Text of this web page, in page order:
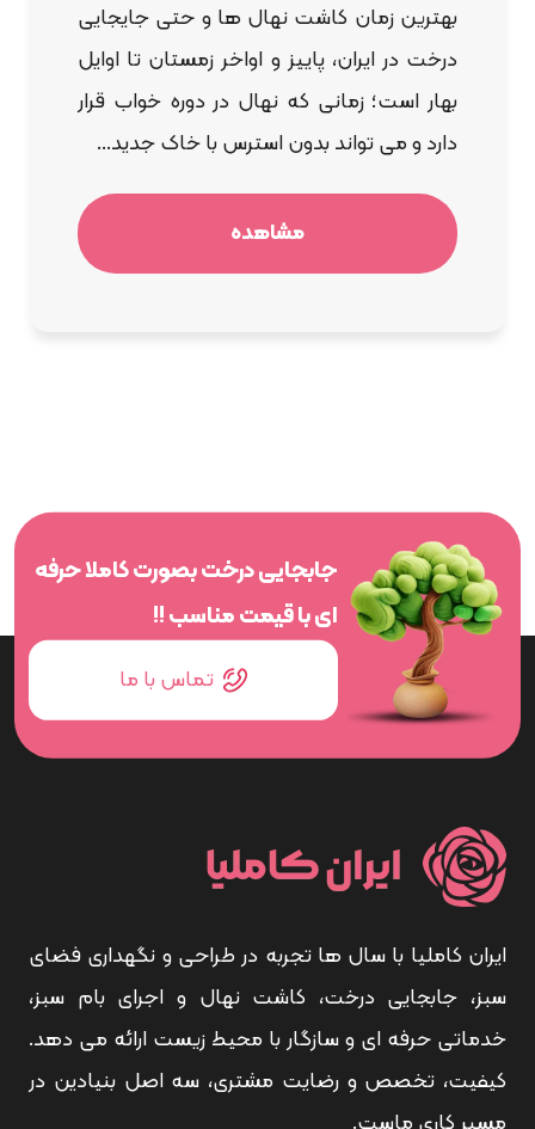
بهترین زمان کاشت نهال ها و حتی جایجایی
درخت در ایران، پاییز و اواخر زمستان تا اوایل
بهار است؛ زمانی که نهال در دوره خواب قرار
دارد و می تواند بدون استرس با خاک جدید...
مشاهده
جابجایی درخت بصورت کاملا حرفه
ای با قیمت مناسب !!
تماس با ما
ایران کاملیا با سال ها تجربه در طراحی و نگهداری فضای
سبز، جابجایی درخت، کاشت نهال و اجرای بام سبز،
خدماتی حرفه ای و سازگار با محیط زیست ارائه می دهد.
کیفیت، تخصص و رضایت مشتری، سه اصل بنیادین در